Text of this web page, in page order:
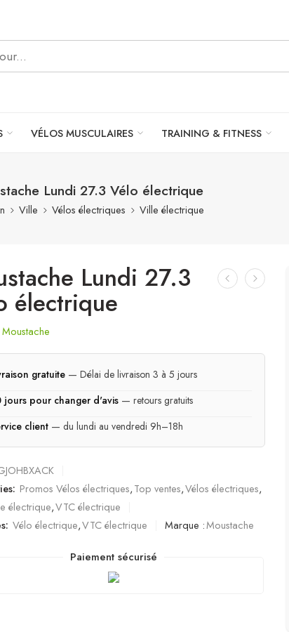
VÉLOS MUSCULAIRES TRAINING & FITNESS
Lundi 27.3 Vélo électrique
Ville Vélos électriques Ville électrique
Lundi 27.3
électrique
Moustache
gratuite — Délai de livraison 3 à 5 jours
jours pour changer d'avis — retours gratuits
client — du lundi au vendredi 9h–18h
Promos Vélos électriques,Top ventes,Vélos électriques,
électrique,VTC électrique
Vélo électrique,VTC électrique Marque :Moustache
Paiement sécurisé